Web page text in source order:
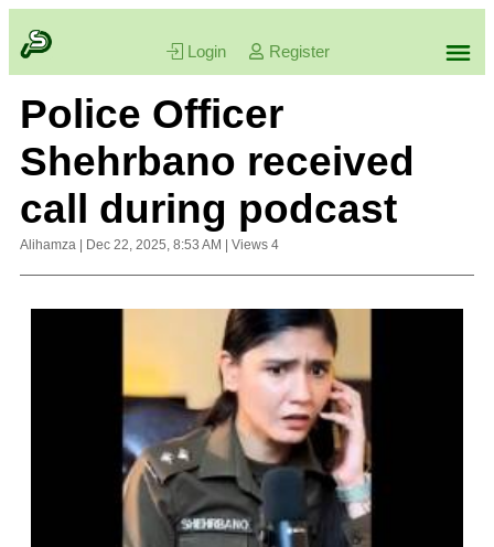
Login Register
Police Officer
Shehrbano received
call during podcast
Alihamza Dec 22, 2025, 8:53 AM Views 4